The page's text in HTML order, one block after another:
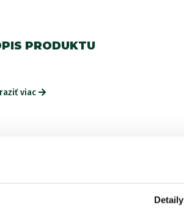
Detaily
PRODUKTU
viac
ISTEJ ZNAČKY